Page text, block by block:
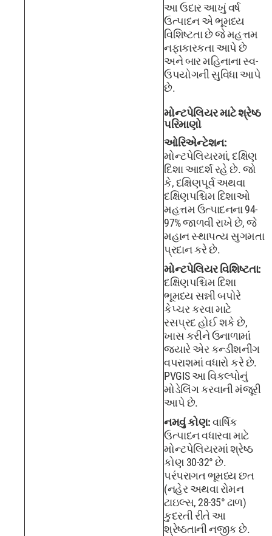
આ ઉદાર આખું વર્ષ
ઉત્પાદન એ ભૂમધ્ય
વિશિષ્ટતા છે જે મહત્તમ
નફાકારકતા આપે છે
અને બાર મહિનાના સ્વ-
ઉપયોગની સુવિધા આપે
છે.
મોન્ટપેલિયર માટે શ્રેષ્ઠ
પરિમાણો
ઓરિએન્ટેશન:
મોન્ટપેલિયરમાં, દક્ષિણ
દિશા આદર્શ રહે છે. જો
કે, દક્ષિણપૂર્વ અથવા
દક્ષિણપશ્ચિમ દિશાઓ
મહત્તમ ઉત્પાદનના 94-
97% જાળવી રાખે છે, જે
મહાન સ્થાપત્ય સુગમતા
પ્રદાન કરે છે.
મોન્ટપેલિયર વિશિષ્ટતા:
દક્ષિણપશ્ચિમ દિશા
ભૂમધ્ય સન્ની બપોરે
કેપ્ચર કરવા માટે
રસપ્રદ હોઈ શકે છે,
ખાસ કરીને ઉનાળામાં
જ્યારે એર કન્ડીશનીંગ
વપરાશમાં વધારો કરે છે.
PVGIS આ વિકલ્પોનું
મોડેલિંગ કરવાની મંજૂરી
આપે છે.
નમવું કોણ:વાર્ષિક
ઉત્પાદન વધારવા માટે
મોન્ટપેલિયરમાં શ્રેષ્ઠ
કોણ 30-32° છે.
પરંપરાગત ભૂમધ્ય છત
(નહેર અથવા રોમન
ટાઇલ્સ, 28-35° ઢાળ)
કુદરતી રીતે આ
શ્રેષ્ઠતાની નજીક છે.